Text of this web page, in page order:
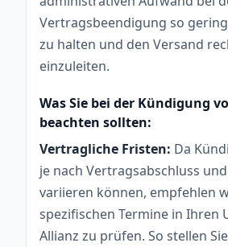
Vertragsbeendigung so
zu halten und den Versand
einzuleiten.
Was Sie bei der Kündigung
beachten sollten:
Vertragliche Fristen: Da
je nach Vertragsabschluss
variieren können, empfehlen
spezifischen Termine in Ihren
Allianz zu prüfen. So stellen